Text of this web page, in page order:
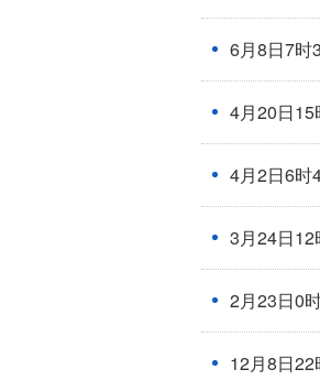
6月8日7时
4月20日
4月2日6时
3月24日
2月23日0
12月8日